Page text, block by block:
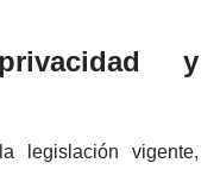
y
legislación vigente,